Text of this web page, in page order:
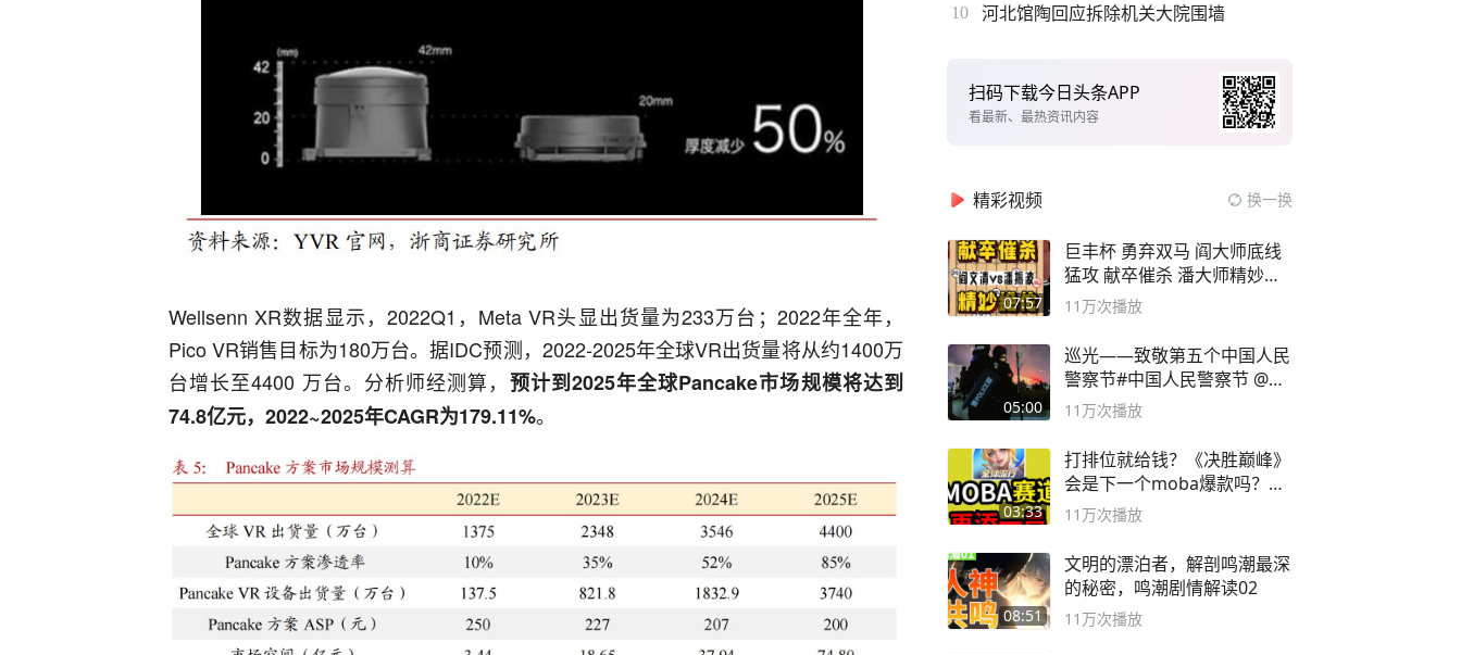
Wellsenn XR数据显示，2022Q1，Meta VR头显出货量为233万台；2022年全年，
Pico VR销售目标为180万台。据IDC预测，2022-2025年全球VR出货量将从约1400万
台增长至4400 万台。分析师经测算， 预计到2025年全球Pancake市场规模将达到
74.8亿元，2022~2025年CAGR为179.11%。
10 河北馆陶回应拆除机关大院围墙
扫码下载今日头条APP
看最新、最热资讯内容
精彩视频 换一换
07:57
巨丰杯 勇弃双马 阎大师底线
猛攻 献卒催杀 潘大师精妙入
局
11万次播放
05:00
巡光——致敬第五个中国人民
警察节#中国人民警察节 @抖
音小助手
11万次播放
03:33
打排位就给钱？《决胜巅峰》
会是下一个moba爆款吗？#
决胜巅峰
11万次播放
08:51
文明的漂泊者，解剖鸣潮最深
的秘密，鸣潮剧情解读02
11万次播放